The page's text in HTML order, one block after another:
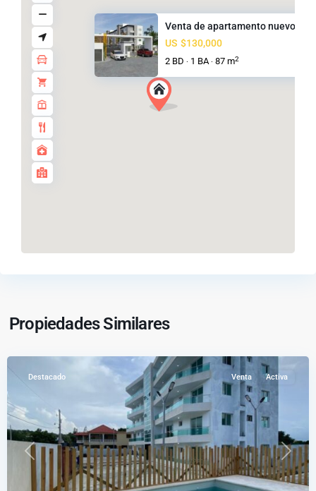
Venta de apartamento nuevo en
US $130,000
2 BD · 1 BA · 87 m2
Propiedades Similares
los
Previous Next
Destacado Venta Activa